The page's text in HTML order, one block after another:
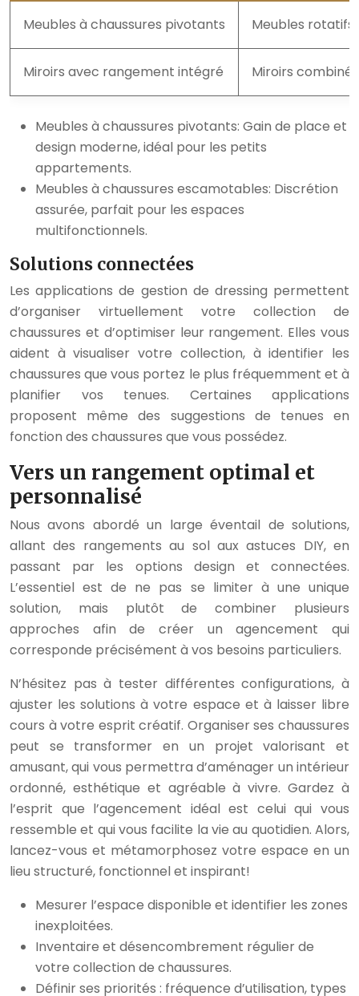
Meubles à chaussures pivotants Meubles
Miroirs avec rangement intégré Miroirs
Meubles à chaussures pivotants: Gain de place et
design moderne, idéal pour les petits
appartements.
Meubles à chaussures escamotables: Discrétion
assurée, parfait pour les espaces
multifonctionnels.
Solutions connectées
Les applications de gestion de dressing permettent
d’organiser virtuellement votre collection de
chaussures et d’optimiser leur rangement. Elles vous
aident à visualiser votre collection, à identifier les
chaussures que vous portez le plus fréquemment et à
planifier vos tenues. Certaines applications
proposent même des suggestions de tenues en
fonction des chaussures que vous possédez.
Vers un rangement optimal et
personnalisé
Nous avons abordé un large éventail de solutions,
allant des rangements au sol aux astuces DIY, en
passant par les options design et connectées.
L’essentiel est de ne pas se limiter à une unique
solution, mais plutôt de combiner plusieurs
approches afin de créer un agencement qui
corresponde précisément à vos besoins particuliers.
N’hésitez pas à tester différentes configurations, à
ajuster les solutions à votre espace et à laisser libre
cours à votre esprit créatif. Organiser ses chaussures
peut se transformer en un projet valorisant et
amusant, qui vous permettra d’aménager un intérieur
ordonné, esthétique et agréable à vivre. Gardez à
l’esprit que l’agencement idéal est celui qui vous
ressemble et qui vous facilite la vie au quotidien. Alors,
lancez-vous et métamorphosez votre espace en un
lieu structuré, fonctionnel et inspirant!
Mesurer l’espace disponible et identifier les zones
inexploitées.
Inventaire et désencombrement régulier de
votre collection de chaussures.
Définir ses priorités : fréquence d’utilisation, types